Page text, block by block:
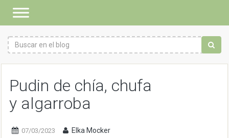
Pudin de chía, chufa
y algarroba
07/03/2023 Elka Mocker